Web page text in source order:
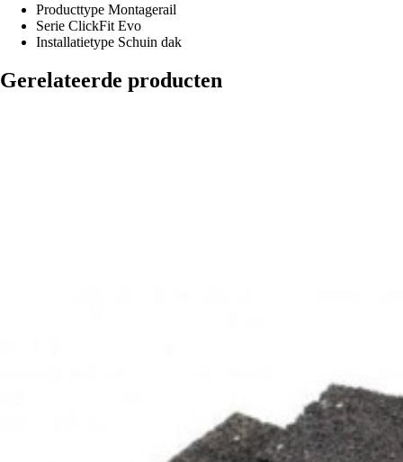
Producttype Montagerail
Serie ClickFit Evo
Installatietype Schuin dak
Gerelateerde producten